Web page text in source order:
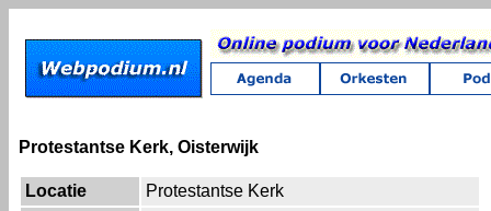
Protestantse Kerk, Oisterwijk
Locatie
Protestantse Kerk